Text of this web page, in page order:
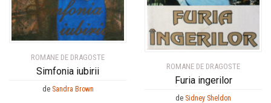
ROMANE DE DRAGOSTE
Simfonia iubirii
de Sandra Brown
ROMANE DE DRAGOSTE
Furia ingerilor
de Sidney Sheldon